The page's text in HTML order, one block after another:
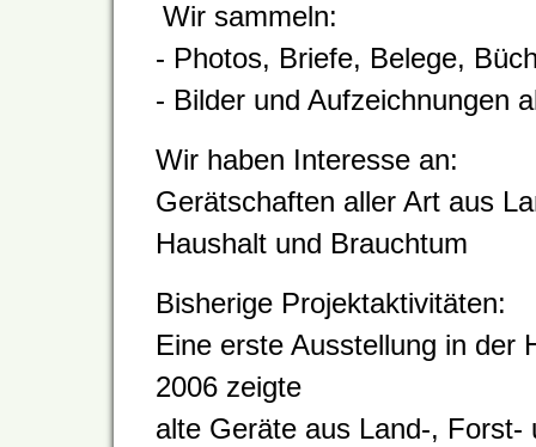
Wir sammeln:
- Photos, Briefe, Belege,
- Bilder und Aufzeichnungen
Wir haben Interesse an:
Gerätschaften aller Art aus
Haushalt und Brauchtum
Bisherige Projektaktivitäten:
Eine erste Ausstellung in der
2006 zeigte
alte Geräte aus Land-,